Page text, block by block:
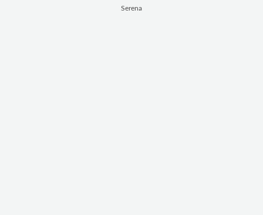
Serena